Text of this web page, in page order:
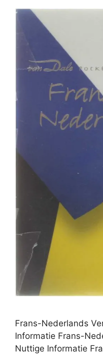
Frans-Nederlands
Informatie Frans-
Nuttige Informatie